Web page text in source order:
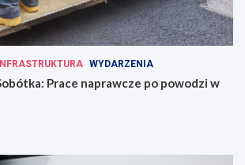
INFRASTRUKTURA WYDARZENIA
Prace naprawcze po powodzi w